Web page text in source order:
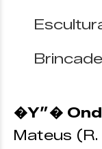
�Y”�
Mateus